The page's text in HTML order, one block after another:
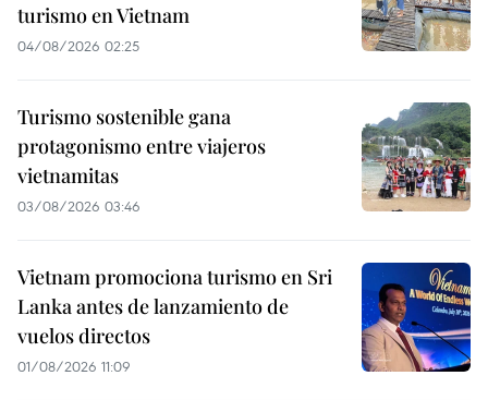
turismo en Vietnam
04/08/2026 02:25
Turismo sostenible gana
protagonismo entre viajeros
vietnamitas
03/08/2026 03:46
Vietnam promociona turismo en Sri
Lanka antes de lanzamiento de
vuelos directos
01/08/2026 11:09